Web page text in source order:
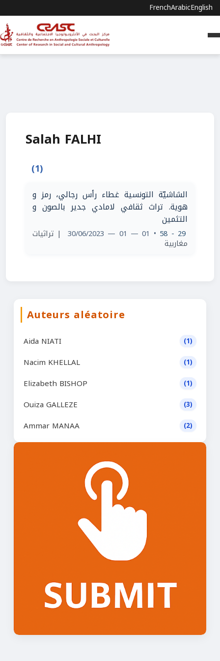
FrenchArabicEnglish
Salah FALHI
(1)
الشاشيّة التونسية غطاء رأس رجالي، رمز و
هوية. تراث ثقافي لامادي جدير بالصون و
التثمين
29 - 58
• 01 — 01 — 30/06/2023 | تراثيات
مغاربية
Auteurs aléatoire
Aida NIATI (1)
Nacim KHELLAL (1)
Elizabeth BISHOP (1)
Ouiza GALLEZE (3)
Ammar MANAA (2)